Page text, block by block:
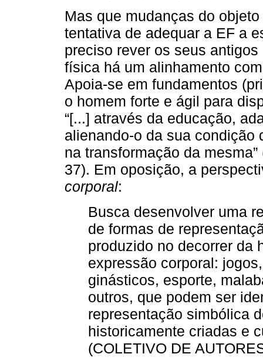
Mas que mudanças do
tentativa de adequar a EF a
preciso rever os seus
física há um alinhamento
Apoia-se em fundamentos
o homem forte e ágil para
“[...] através da educação,
alienando-o da sua condição
na transformação da
37). Em oposição, a
corporal:
Busca desenvolver uma
de formas de
produzido no decorrer da
expressão corporal:
ginásticos, esporte,
outros, que podem ser
representação simbólica
historicamente criadas e
(COLETIVO DE